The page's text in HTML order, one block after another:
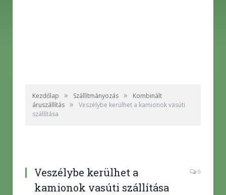
Kezdőlap » Szállítmányozás »
Kombinált
áruszállítás »
Veszélybe kerülhet a kamionok vasúti
szállítása
Veszélybe kerülhet a
kamionok vasúti szállítása
0